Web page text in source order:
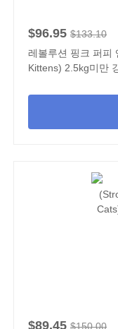
$96.95 $133.10
레볼루션 핑크 퍼피
Kittens) 2.5kg미만
$89.45 $150.00